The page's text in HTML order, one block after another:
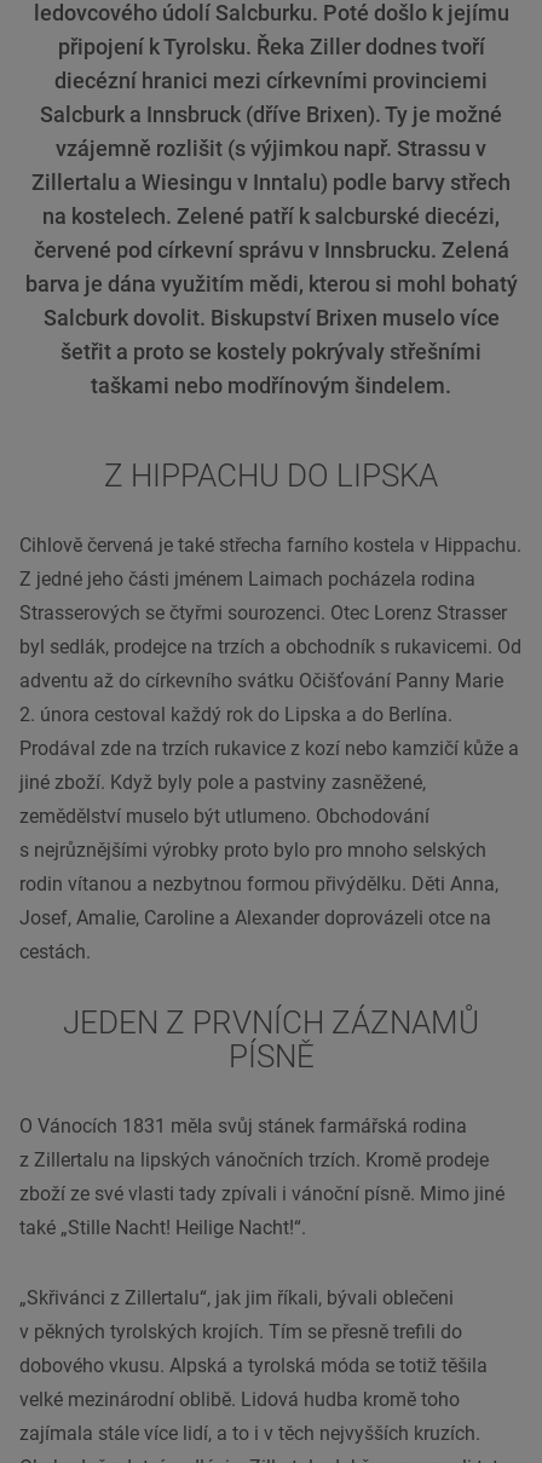
ledovcového údolí Salcburku. Poté došlo k jejímu
připojení k Tyrolsku. Řeka Ziller dodnes tvoří
diecézní hranici mezi církevními provinciemi
Salcburk a Innsbruck (dříve Brixen). Ty je možné
vzájemně rozlišit (s výjimkou např. Strassu v
Zillertalu a Wiesingu v Inntalu) podle barvy střech
na kostelech. Zelené patří k salcburské diecézi,
červené pod církevní správu v Innsbrucku. Zelená
barva je dána využitím mědi, kterou si mohl bohatý
Salcburk dovolit. Biskupství Brixen muselo více
šetřit a proto se kostely pokrývaly střešními
taškami nebo modřínovým šindelem.
Z HIPPACHU DO LIPSKA
Cihlově červená je také střecha farního kostela v Hippachu.
Z jedné jeho části jménem Laimach pocházela rodina
Strasserových se čtyřmi sourozenci. Otec Lorenz Strasser
byl sedlák, prodejce na trzích a obchodník s rukavicemi. Od
adventu až do církevního svátku Očišťování Panny Marie
2. února cestoval každý rok do Lipska a do Berlína.
Prodával zde na trzích rukavice z kozí nebo kamzičí kůže a
jiné zboží. Když byly pole a pastviny zasněžené,
zemědělství muselo být utlumeno. Obchodování
s nejrůznějšími výrobky proto bylo pro mnoho selských
rodin vítanou a nezbytnou formou přivýdělku. Děti Anna,
Josef, Amalie, Caroline a Alexander doprovázeli otce na
cestách.
JEDEN Z PRVNÍCH ZÁZNAMŮ
PÍSNĚ
O Vánocích 1831 měla svůj stánek farmářská rodina
z Zillertalu na lipských vánočních trzích. Kromě prodeje
zboží ze své vlasti tady zpívali i vánoční písně. Mimo jiné
také „Stille Nacht! Heilige Nacht!“.
„Skřivánci z Zillertalu“, jak jim říkali, bývali oblečeni
v pěkných tyrolských krojích. Tím se přesně trefili do
dobového vkusu. Alpská a tyrolská móda se totiž těšila
velké mezinárodní oblibě. Lidová hudba kromě toho
zajímala stále více lidí, a to i v těch nejvyšších kruzích.